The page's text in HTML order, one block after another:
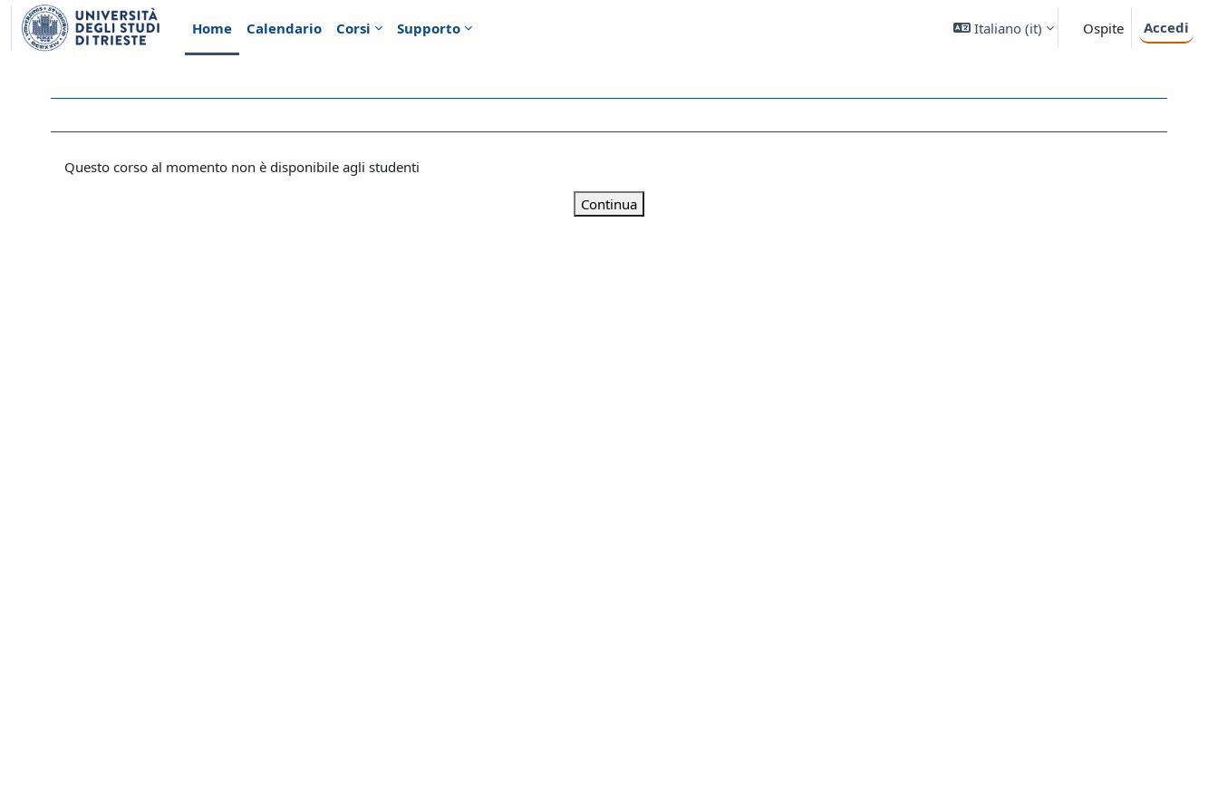
Vai al contenuto principale
Home
Calendario Corsi Supporto Italiano ‎(it)‎ Ospite Accedi
Questo corso al momento non è disponibile agli studenti
Continua